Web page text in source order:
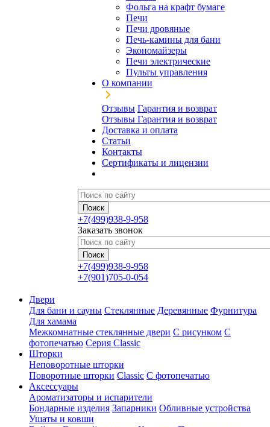
Фольга на крафт бумаге
Печи
Печи дровяные
Печь-камины для бани
Экономайзеры
Печи электрические
Пульты управления
О компании
Отзывы Гарантия и возврат
Отзывы Гарантия и возврат
Доставка и оплата
Статьи
Контакты
Сертификаты и лицензии
+7(499)938-9-958
Заказать звонок
+7(499)938-9-958
+7(901)705-0-054
Двери
Для бани и сауны Стеклянные Деревянные Фурнитура
Для хамама
Межкомнатные стеклянные двери С рисунком С
фотопечатью Серия Classic
Шторки
Неповоротные шторки
Поворотные шторки Classic С фотопечатью
Аксессуары
Ароматизаторы и испарители
Бондарные изделия Запарники Обливные устройства
Ушаты и ковши